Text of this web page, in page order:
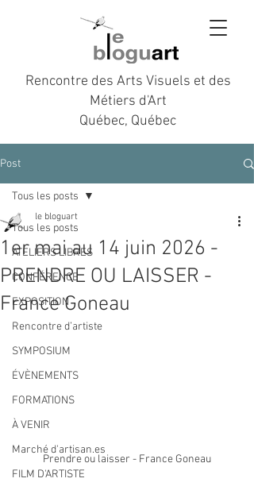
Rencontre des Arts Visuels et des
Métiers d'Art
Québec, Québec
Post
Tous les posts
ATELIERS LIBRES
CONFÉRENCE
EXPOSITION
Rencontre d’artiste
SYMPOSIUM
ÉVÈNEMENTS
FORMATIONS
À VENIR
Marché d'artisan.es
FILM D'ARTISTE
Tous les posts
1er mai au 14 juin 2026 -
PRENDRE OU LAISSER -
France Goneau
le bloguart
Prendre ou laisser - France Goneau